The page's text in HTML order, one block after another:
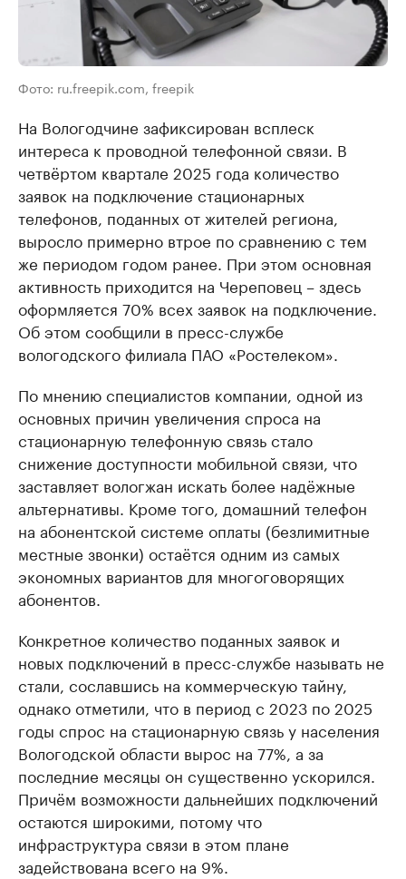
Фото: ru.freepik.com, freepik
На Вологодчине зафиксирован всплеск
интереса к проводной телефонной связи. В
четвёртом квартале 2025 года количество
заявок на подключение стационарных
телефонов, поданных от жителей региона,
выросло примерно втрое по сравнению с тем
же периодом годом ранее. При этом основная
активность приходится на Череповец – здесь
оформляется 70% всех заявок на подключение.
Об этом сообщили в пресс-службе
вологодского филиала ПАО «Ростелеком».
По мнению специалистов компании, одной из
основных причин увеличения спроса на
стационарную телефонную связь стало
снижение доступности мобильной связи, что
заставляет вологжан искать более надёжные
альтернативы. Кроме того, домашний телефон
на абонентской системе оплаты (безлимитные
местные звонки) остаётся одним из самых
экономных вариантов для многоговорящих
абонентов.
Конкретное количество поданных заявок и
новых подключений в пресс-службе называть не
стали, сославшись на коммерческую тайну,
однако отметили, что в период с 2023 по 2025
годы спрос на стационарную связь у населения
Вологодской области вырос на 77%, а за
последние месяцы он существенно ускорился.
Причём возможности дальнейших подключений
остаются широкими, потому что
инфраструктура связи в этом плане
задействована всего на 9%.